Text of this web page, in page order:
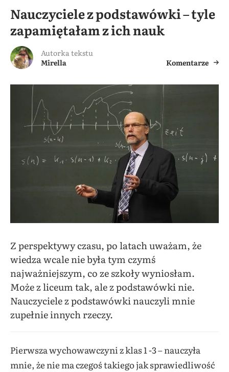
Nauczyciele z podstawówki – tyle
zapamiętałam z ich nauk
Autorka tekstu
Mirella
Komentarze
Z perspektywy czasu, po latach uważam, że
wiedza wcale nie była tym czymś
najważniejszym, co ze szkoły wyniosłam.
Może z liceum tak, ale z podstawówki nie.
Nauczyciele z podstawówki nauczyli mnie
zupełnie innych rzeczy.
Pierwsza wychowawczyni z klas 1 -3 – nauczyła
mnie, że nie ma czegoś takiego jak sprawiedliwość